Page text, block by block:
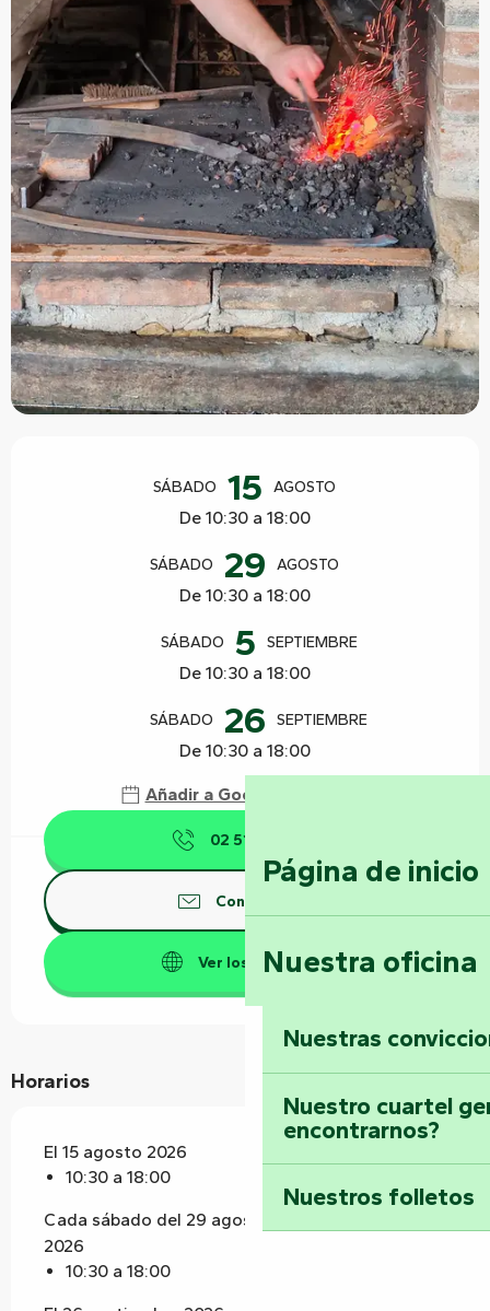
Página de inicio
Nuestra oficina
Nuestras
Nuestro cuartel
encontrarnos?
Nuestros folletos
SÁBADO 15 AGOSTO
De 10:30 a 18:00
SÁBADO 29 AGOSTO
De 10:30 a 18:00
SÁBADO 5 SEPTIEMBRE
De 10:30 a 18:00
SÁBADO 26 SEPTIEMBRE
De 10:30 a 18:00
Añadir a Google Calendar
02 51 51 23
Contáctenos
Ver los sitios web
Horarios
El 15 agosto 2026
10:30 a 18:00
Cada sábado del 29 agosto 2026 al 5 septiembre
2026
10:30 a 18:00